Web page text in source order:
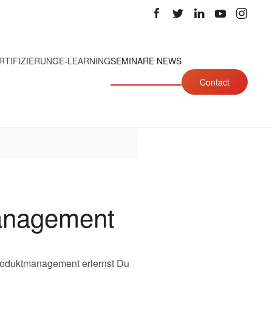
E-LEARNINGSEMINARE NEWS
Contact
erlernst Du